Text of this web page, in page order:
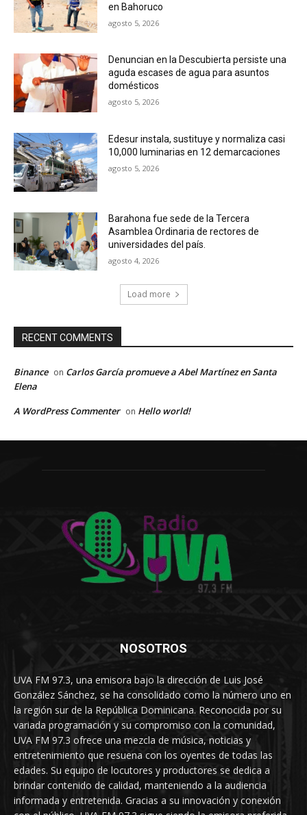
en Bahoruco
agosto 5, 2026
Denuncian en la Descubierta persiste una
aguda escases de agua para asuntos
domésticos
agosto 5, 2026
Edesur instala, sustituye y normaliza casi
10,000 luminarias en 12 demarcaciones
agosto 5, 2026
Barahona fue sede de la Tercera
Asamblea Ordinaria de rectores de
universidades del país.
agosto 4, 2026
Load more
RECENT COMMENTS
Binance on Carlos García promueve a Abel Martínez en Santa
Elena
A WordPress Commenter on Hello world!
NOSOTROS
UVA FM 97.3, una emisora bajo la dirección de Luis José
González Sánchez, se ha consolidado como la número uno en
la región sur de la República Dominicana. Reconocida por su
variada programación y su compromiso con la comunidad,
UVA FM 97.3 ofrece una mezcla de música, noticias y
entretenimiento que resuena con los oyentes de todas las
edades. Su equipo de locutores y productores se dedica a
brindar contenido de calidad, manteniendo a la audiencia
informada y entretenida. Gracias a su innovación y conexión